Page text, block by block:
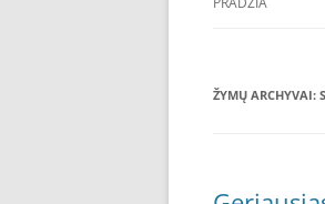
ŽYMŲ ARCHYVAI: